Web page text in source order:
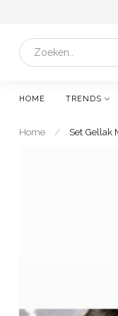
HOME TRENDS
Home / Set Gellak